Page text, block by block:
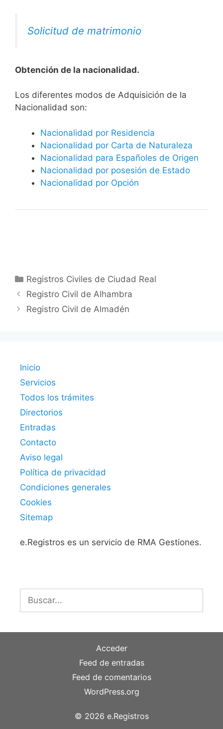
Solicitud de matrimonio
Obtención de la nacionalidad.
​​​Los diferentes modos de Adquisición de la
Nacionalidad son:
Nacionalidad por Residencia
Nacionalidad por Carta de Naturaleza
Nacionalidad para Españoles de Origen
Nacionalidad por posesión de Estado
Nacionalidad por Opción
Categorías
Registros Civiles de Ciudad Real
Registro Civil de Alhambra
Registro Civil de Almadén
Inicio
Servicios
Todos los trámites
Directorios
Entradas
Contacto
Aviso legal
Política de privacidad
Condiciones generales
Cookies
Sitemap
e.Registros es un servicio de RMA Gestiones.
Buscar:
Acceder
Feed de entradas
Feed de comentarios
WordPress.org
© 2026 e.Registros